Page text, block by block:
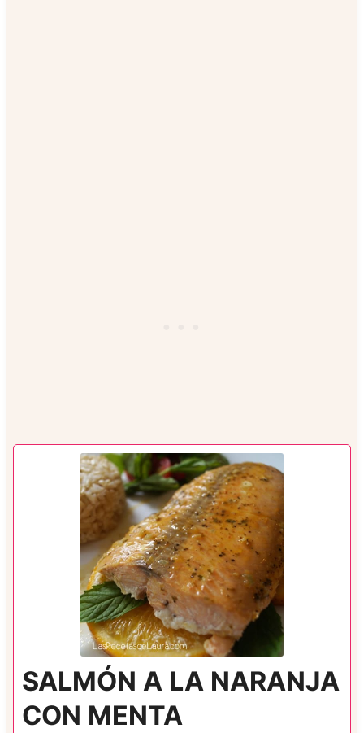
SALMÓN A LA NARANJA
CON MENTA